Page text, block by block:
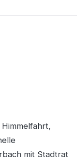
mit Stadtrat